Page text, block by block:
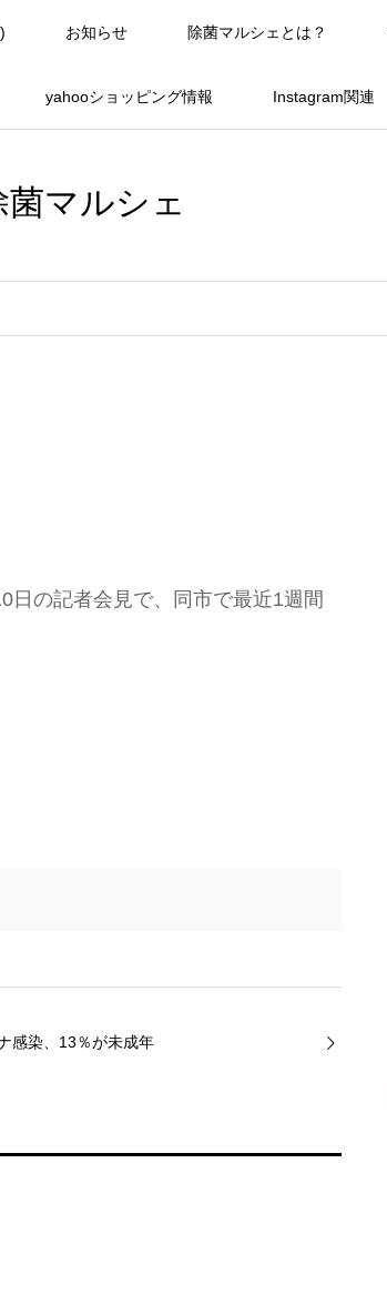
お知らせ 除菌マルシェとは？
yahooショッピング情報 Instagram関連
菌マルシェ
日の記者会見で、同市で最近1週間
感染、13％が未成年